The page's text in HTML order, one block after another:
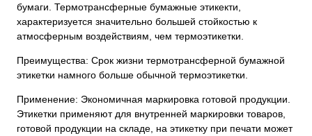
бумаги. Термотрансферные бумажные этикекти,
характеризуется значительно большей стойкостью к
атмосферным воздействиям, чем термоэтикетки.
Преимущества: Срок жизни термотрансферной бумажной
этикетки намного больше обычной термоэтикетки.
Применение: Экономичная маркировка готовой продукции.
Этикетки применяют для внутренней маркировки товаров,
готовой продукции на складе, на этикетку при печати может